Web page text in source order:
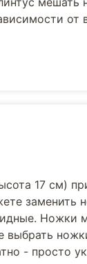
от
17 см)
заменить
Ножки
- просто